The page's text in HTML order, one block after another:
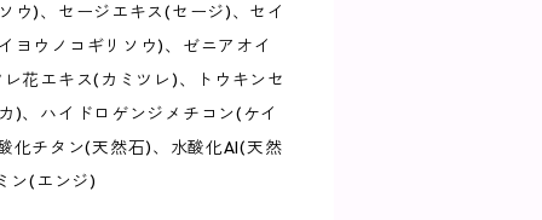
ウ)、セージエキス(セージ)、セイ
ヨウノコギリソウ)、ゼニアオイ
花エキス(カミツレ)、トウキンセ
)、ハイドロゲンジメチコン(ケイ
化チタン(天然石)、水酸化Al(天然
ン(エンジ)